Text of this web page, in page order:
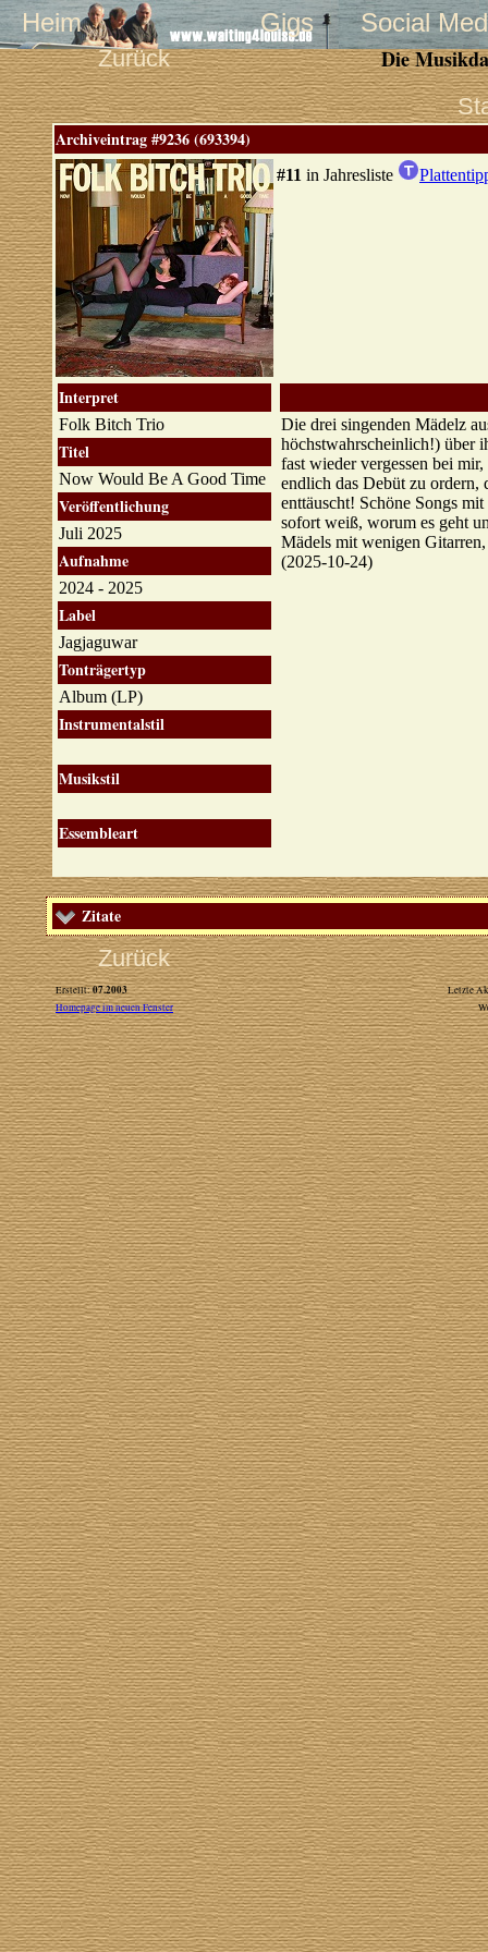
Heim Gigs Social
Zurück Die
Archiveintrag #9236 (693394)
#11 in Jahresliste
Interpret
Folk Bitch Trio
Titel
Now Would Be A Good Time
Veröffentlichung
Juli 2025
Aufnahme
2024 - 2025
Label
Jagjaguwar
Tonträgertyp
Album (LP)
Instrumentalstil
Musikstil
Essembleart
Die drei singenden Mädelz
höchstwahrscheinlich!) über
fast wieder vergessen bei
endlich das Debüt zu ordern,
enttäuscht! Schöne Songs
sofort weiß, worum es geht
Mädels mit wenigen
(2025-10-24)
Zitate
Zurück
Erstellt:07.2003
Letzte
Homepage im neuen Fenster